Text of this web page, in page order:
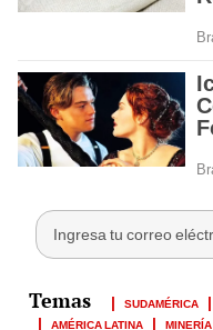
SUDAMÉRICA
AMÉRICA LATINA
MINERÍA